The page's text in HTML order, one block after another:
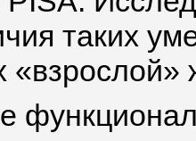
таких
«взрослой»